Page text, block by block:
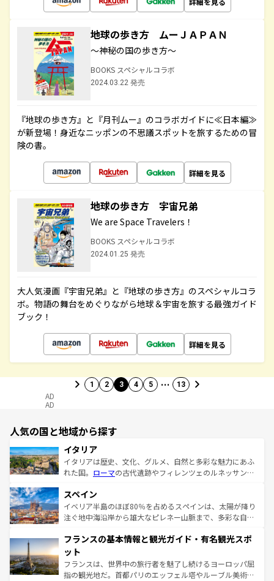
地球の歩き方 ムーＪＡＰＡＮ
～神秘の国の歩き方～
BOOKS スペシャルコラボ
2024.03.22 発売
『地球の歩き方』と『月刊ムー』のコラボガイドに≪日本編≫
が新登場！身近なニッポンの不思議スポットを旅するための冒
険の書。
詳細を見る
地球の歩き方 宇宙兄弟
We are Space Travelers！
BOOKS スペシャルコラボ
2024.01.25 発売
大人気漫画『宇宙兄弟』と『地球の歩き方』のスペシャルコラ
ボ。物語の舞台をめぐりながら地球＆宇宙を旅する最強ガイド
ブック！
詳細を見る
1 2 3 4 5 … 13
AD
AD
人気の国と地域から探す
イタリア
イタリアは歴史、文化、グルメ、自然と多彩な魅力にあふ
れた国。 ローマの古代遺跡やフィレンツェのルネッサンス
ろん、トスカーナの美しい田園風景やアマルフィ海岸の絶
景など、自然景観も見逃せない。観光の合間には、本場の
ピザやパスタなど、絶品のイタリア料理を堪能することも
ませてくれるイタリアで、忘れられない旅をしてみよう！
なお、新着のイタリア情報は
しい。
スペイン
イベリア半島のほぼ80％を占めるスペインは、太陽が降り
注ぐ地中海沿岸から雄大なピレネー山脈まで、多彩な自然
文化が根付くこの国では、情熱的なフラメンコ、熱気あふ
れる闘牛、そして美味しいタパスが生活の一部となってい
る。首都マドリードの洗練された雰囲気や、バルセロナの
アートに溢れた街角から、地方では古代ローマ遺跡や中世
フランスの基本情報と観光ガイド・有名観光スポ
ット
フランスは、世界中の旅行者を魅了し続けるヨーロッパ屈
指の観光地だ。首都パリのエッフェル塔やルーブル美術館